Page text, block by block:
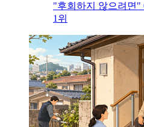
"후회하지 않으려면"
1위